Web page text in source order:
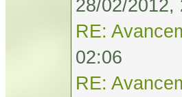
28/02/2012,
RE:
02:06
RE: